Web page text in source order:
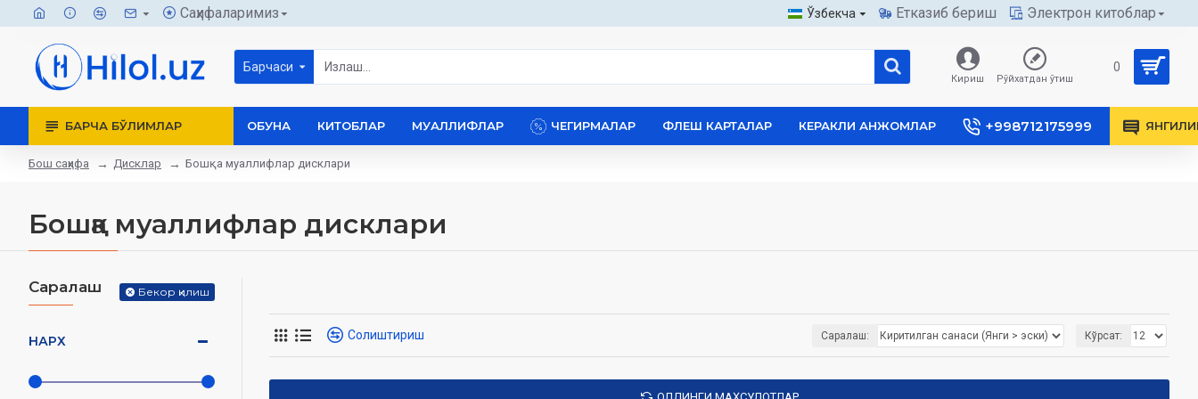
Саҳифаларимиз Ўзбекча Етказиб бериш Электрон китоблар
Барчаси
Кириш Рўйхатдан ўтиш
0
БАРЧА БЎЛИМЛАР ОБУНА КИТОБЛАР МУАЛЛИФЛАР ЧЕГИРМАЛАР ФЛЕШ КАРТАЛАР КЕРАКЛИ АНЖОМЛАР +998712175999
Бош саҳифа Дисклар Бошқа муаллифлар дисклари
Бошқа муаллифлар дисклари
Саралаш Бекор қилиш
НАРХ Солиштириш Саралаш: Кўрсат: